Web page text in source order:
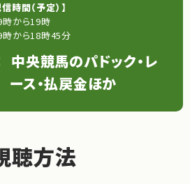
時間（予定）】
時から19時
時から18時45分
中央競馬のパドック・レ
ース・払戻金ほか
聴方法